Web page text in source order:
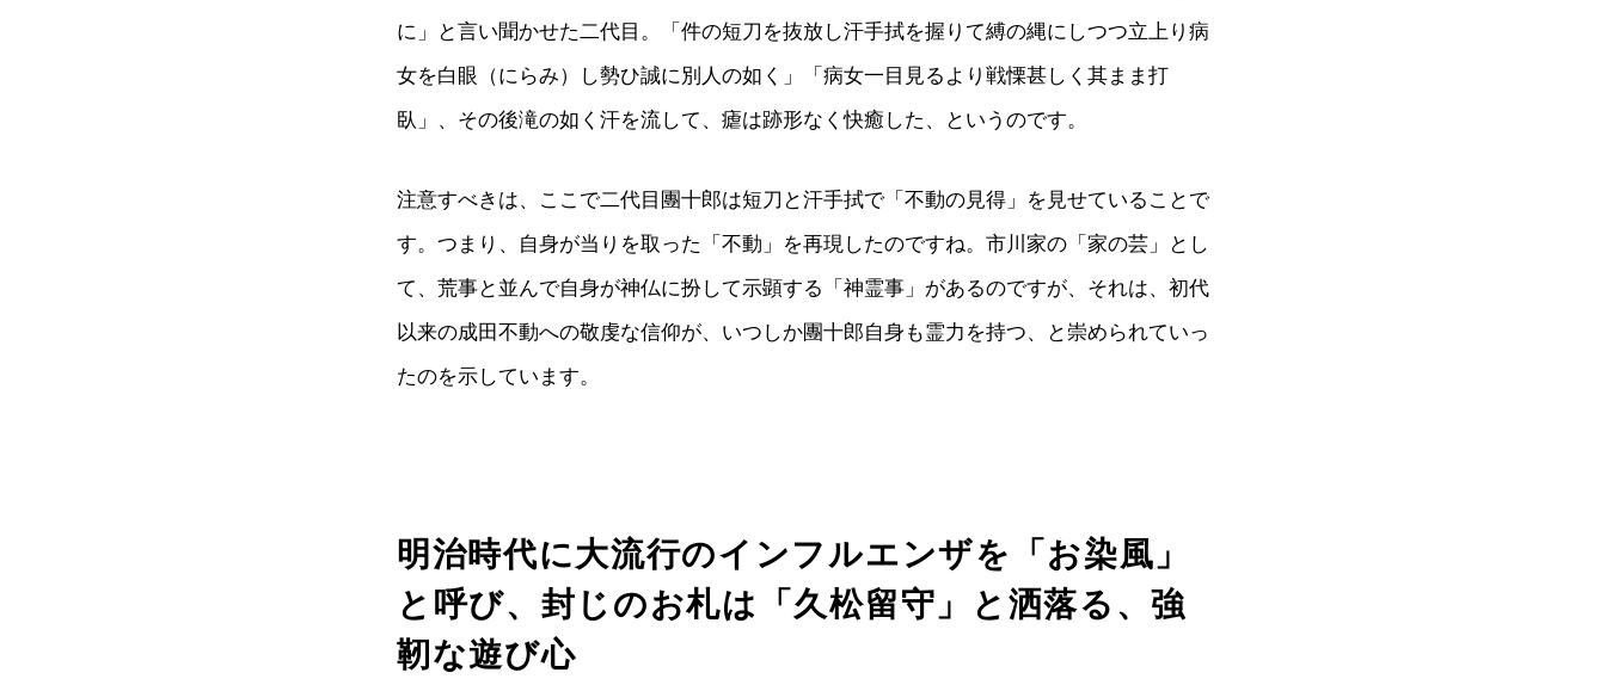
に」と言い聞かせた二代目。「件の短刀を抜放し汗手拭を握りて縛の縄にしつつ立上り病
女を白眼（にらみ）し勢ひ誠に別人の如く」「病女一目見るより戦慄甚しく其まま打
臥」、その後滝の如く汗を流して、瘧は跡形なく快癒した、というのです。
注意すべきは、ここで二代目團十郎は短刀と汗手拭で「不動の見得」を見せていることで
す。つまり、自身が当りを取った「不動」を再現したのですね。市川家の「家の芸」とし
て、荒事と並んで自身が神仏に扮して示顕する「神霊事」があるのですが、それは、初代
以来の成田不動への敬虔な信仰が、いつしか團十郎自身も霊力を持つ、と崇められていっ
たのを示しています。
明治時代に大流行のインフルエンザを「お染風」
と呼び、封じのお札は「久松留守」と洒落る、強
靭な遊び心